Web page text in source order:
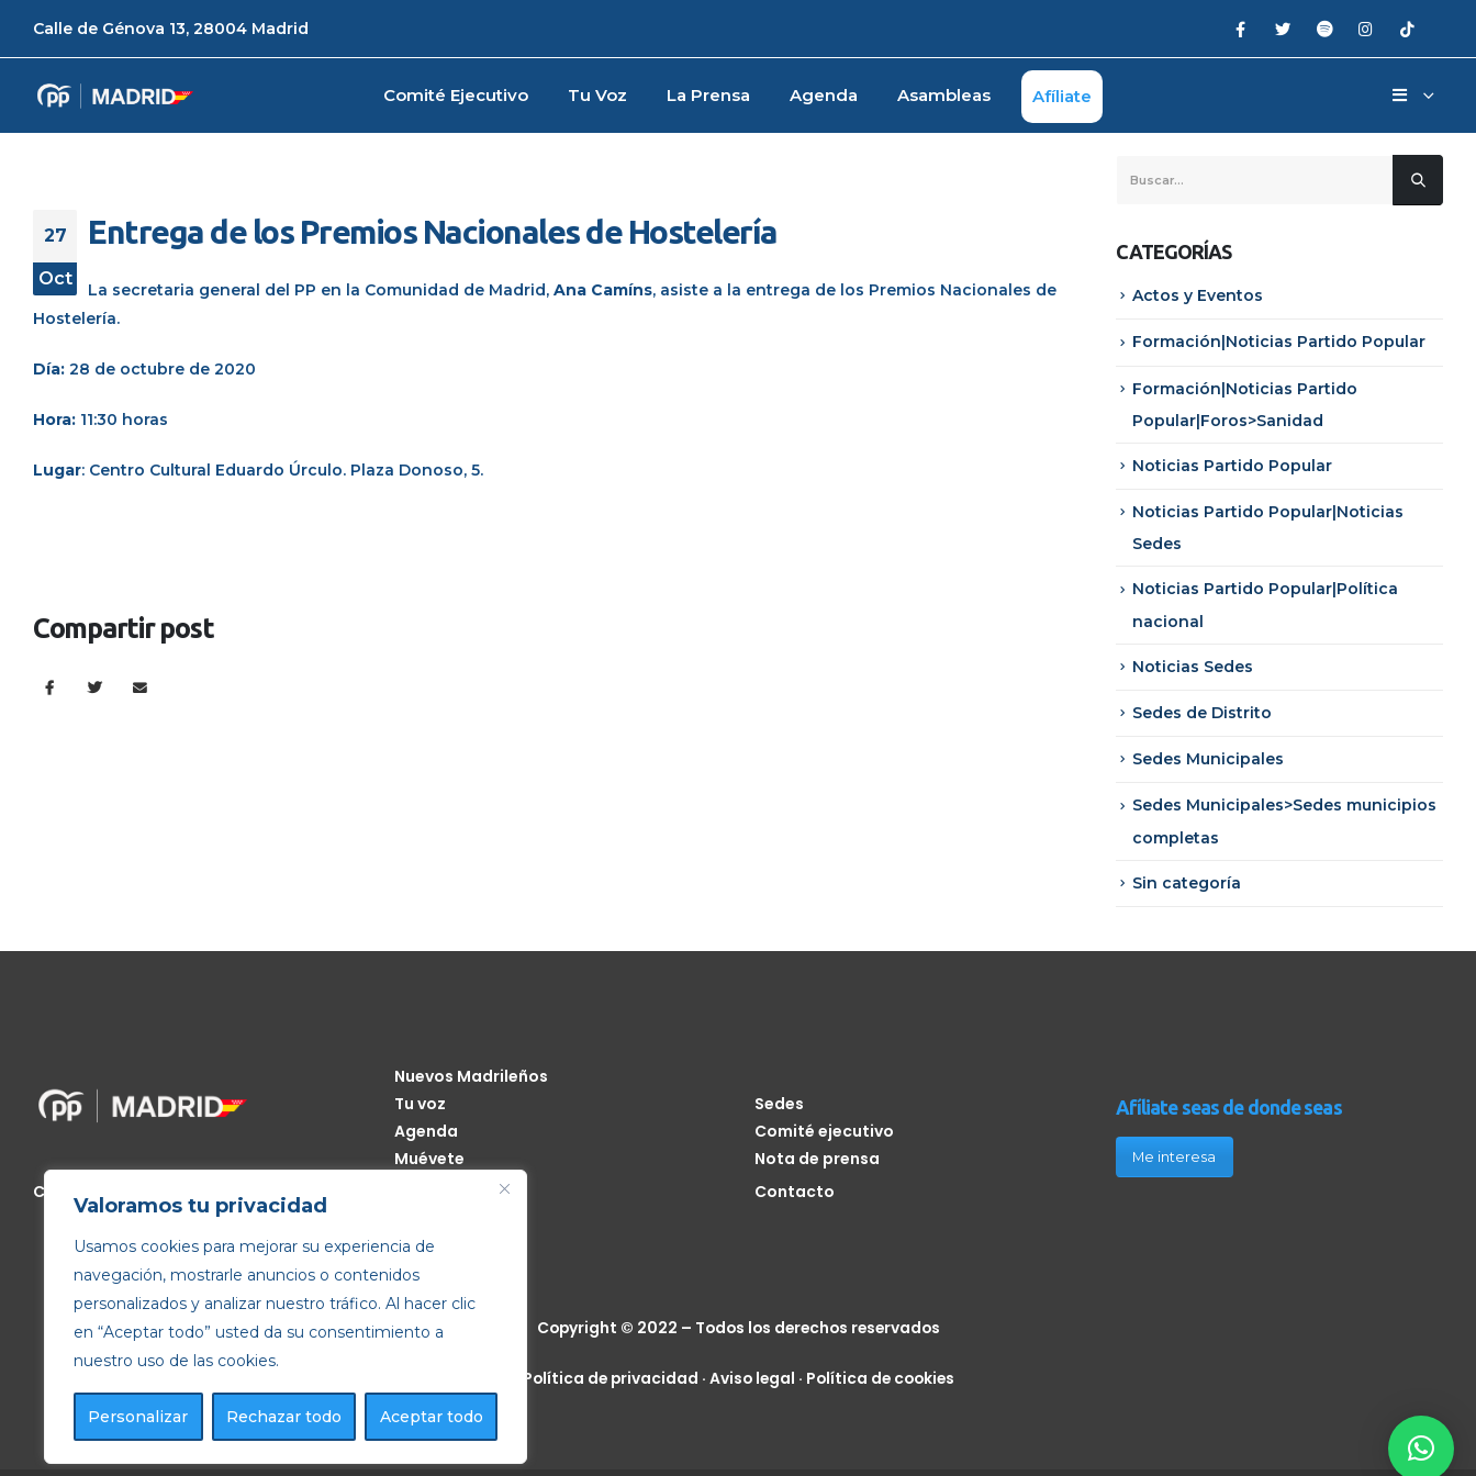
Valoramos tu privacidad
Usamos cookies para mejorar su experiencia de
navegación, mostrarle anuncios o contenidos
personalizados y analizar nuestro tráfico. Al hacer clic
en “Aceptar todo” usted da su consentimiento a
nuestro uso de las cookies.
Personalizar Rechazar todo Aceptar todo
Calle de Génova 13, 28004 Madrid
Comité Ejecutivo Tu Voz La Prensa Agenda Asambleas Afíliate
27
Oct
Entrega de los Premios Nacionales de Hostelería
La secretaria general del PP en la Comunidad de Madrid, Ana Camíns, asiste a la entrega de los Premios Nacionales de
Hostelería.
Día: 28 de octubre de 2020
Hora: 11:30 horas
Lugar: Centro Cultural Eduardo Úrculo. Plaza Donoso, 5.
Compartir post
CATEGORÍAS
Actos y Eventos
Formación|Noticias Partido Popular
Formación|Noticias Partido
Popular|Foros>Sanidad
Noticias Partido Popular
Noticias Partido Popular|Noticias
Sedes
Noticias Partido Popular|Política
nacional
Noticias Sedes
Sedes de Distrito
Sedes Municipales
Sedes Municipales>Sedes municipios
completas
Sin categoría
Calle de Génova, 13, 28004 Madrid
Nuevos Madrileños
Tu voz
Agenda
Muévete
Sedes
Comité ejecutivo
Nota de prensa
Contacto
Afíliate seas de donde seas
Me interesa
Copyright © 2022 – Todos los derechos reservados
Política de privacidad · Aviso legal · Política de cookies